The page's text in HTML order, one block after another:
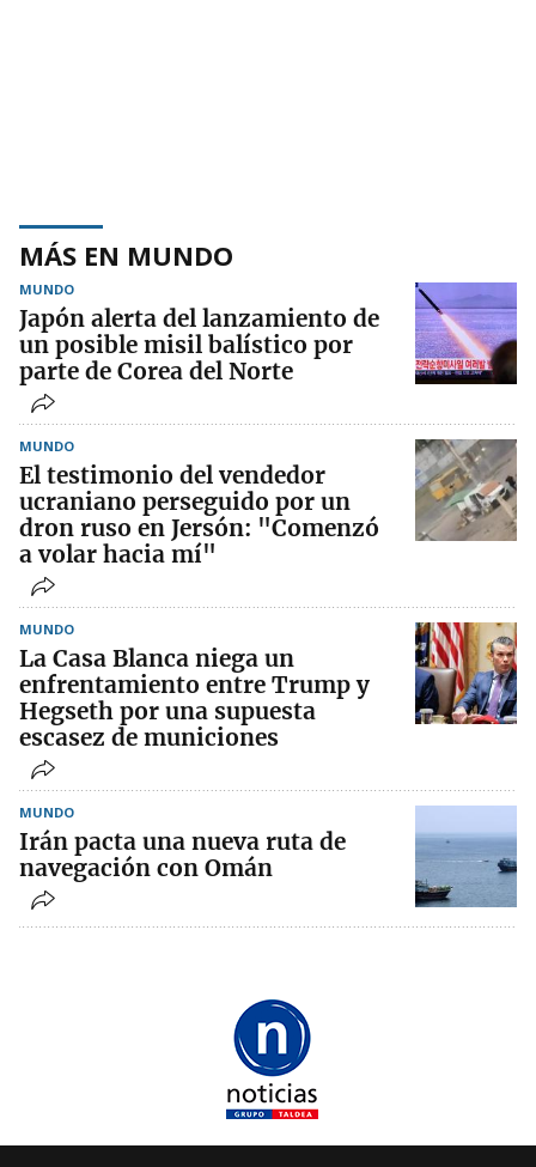
MÁS EN MUNDO
MUNDO
Japón alerta del lanzamiento de
un posible misil balístico por
parte de Corea del Norte
MUNDO
El testimonio del vendedor
ucraniano perseguido por un
dron ruso en Jersón: "Comenzó
a volar hacia mí"
MUNDO
La Casa Blanca niega un
enfrentamiento entre Trump y
Hegseth por una supuesta
escasez de municiones
MUNDO
Irán pacta una nueva ruta de
navegación con Omán